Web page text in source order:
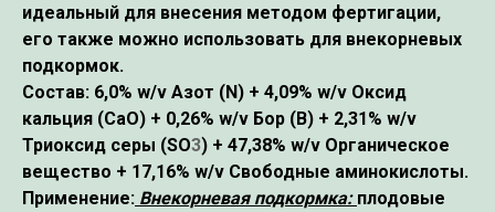
идеальный для внесения методом фертигации,
его также можно использовать для внекорневых
подкормок.
Состав: 6,0% w/v Азот (N) + 4,09% w/v Оксид
кальция (CaO) + 0,26% w/v Бор (B) + 2,31% w/v
Триоксид серы (SO3) + 47,38% w/v Органическое
вещество + 17,16% w/v Свободные аминокислоты.
Применение: Внекорневая подкормка: плодовые